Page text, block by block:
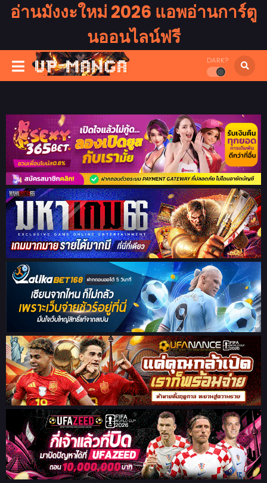
อ่านมังงะใหม่ 2026 แอพอ่านการ์ตู
นออนไลน์ฟรี
DARK?